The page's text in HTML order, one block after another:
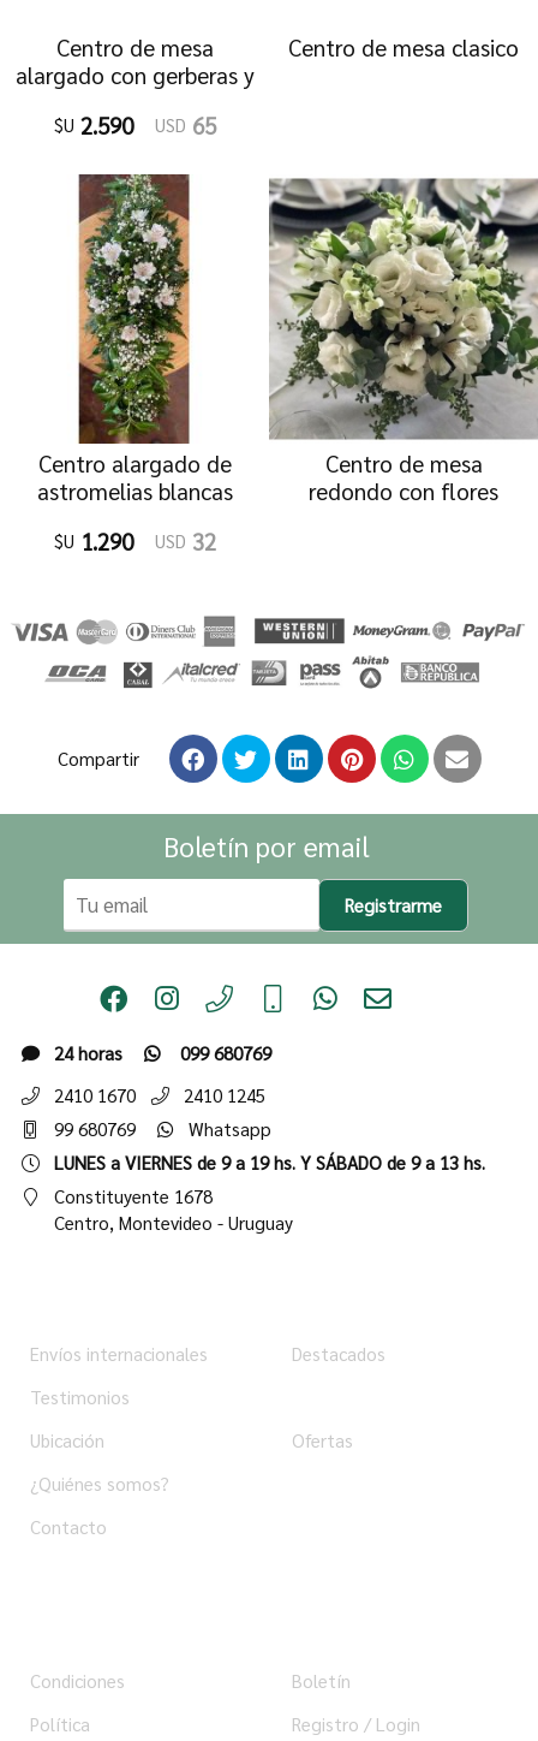
Centro de mesa
alargado con gerberas y
$U 2.590 USD 65
Centro de mesa clasico
Centro alargado de
astromelias blancas
$U 1.290 USD 32
Centro de mesa
redondo con flores
Compartir
Boletín por email
Registrarme
24 horas
099 680769
2410 1670
2410 1245
99 680769
Whatsapp
LUNES a VIERNES de 9 a 19 hs. Y SÁBADO de 9 a 13 hs.
Constituyente 1678
Centro, Montevideo - Uruguay
Envíos internacionales
Testimonios
Ubicación
¿Quiénes somos?
Contacto
Destacados
Ofertas
Condiciones
Política
Boletín
Registro / Login